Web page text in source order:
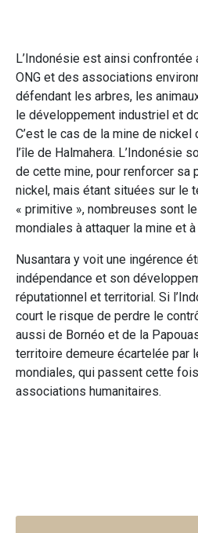
L’Indonésie est ainsi confrontée
ONG et des associations
défendant les arbres, les
le développement industriel et
C’est le cas de la mine de nickel
l’île de Halmahera. L’Indonésie
de cette mine, pour renforcer sa
nickel, mais étant situées sur le
« primitive », nombreuses sont
mondiales à attaquer la mine et à
Nusantara y voit une ingérence
indépendance et son
réputationnel et territorial. Si
court le risque de perdre le
aussi de Bornéo et de la
territoire demeure écartelée par
mondiales, qui passent cette
associations humanitaires.